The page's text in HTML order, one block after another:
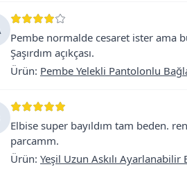
Pembe normalde cesaret ister ama
Şaşırdım açıkçası.
Ürün: Pembe Yelekli Pantolonlu
Elbise super bayıldım tam beden.
parcamm.
Ürün: Yeşil Uzun Askılı Ayarlanabilir